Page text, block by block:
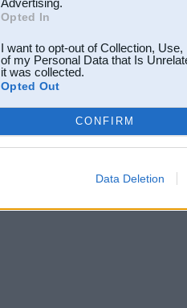
Opted In
I want to opt-out of Collection,
of my Personal Data that Is
it was collected.
Opted Out
CONFIRM
Data Deletion